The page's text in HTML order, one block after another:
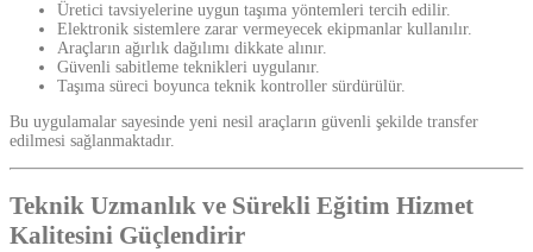
Üretici tavsiyelerine uygun taşıma yöntemleri tercih edilir.
Elektronik sistemlere zarar vermeyecek ekipmanlar kullanılır.
Araçların ağırlık dağılımı dikkate alınır.
Güvenli sabitleme teknikleri uygulanır.
Taşıma süreci boyunca teknik kontroller sürdürülür.
Bu uygulamalar sayesinde yeni nesil araçların güvenli şekilde transfer
edilmesi sağlanmaktadır.
Teknik Uzmanlık ve Sürekli Eğitim Hizmet
Kalitesini Güçlendirir